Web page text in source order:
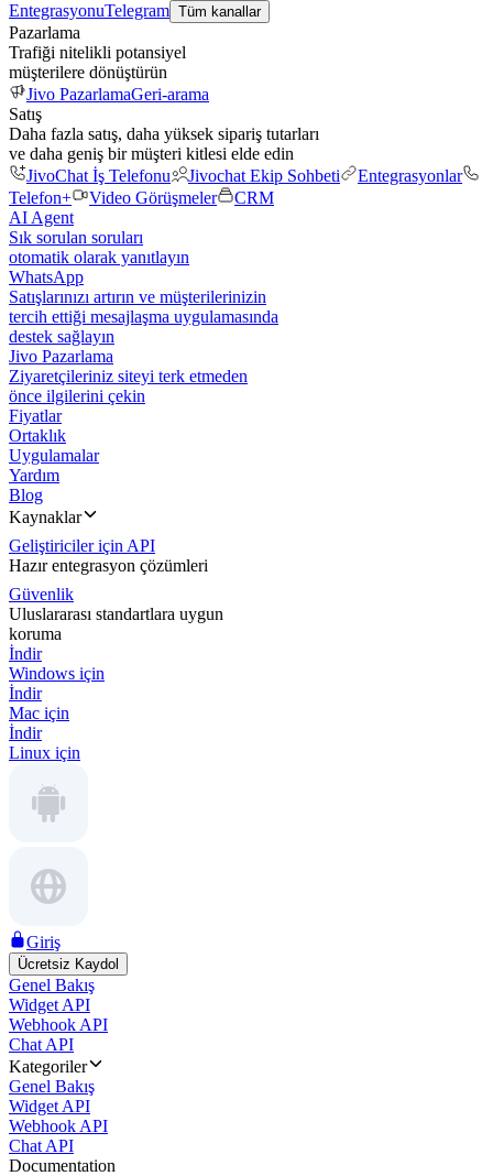
EntegrasyonuTelegram Tüm kanallar
Pazarlama
Trafiği nitelikli potansiyel
müşterilere dönüştürün
Jivo PazarlamaGeri-arama
Satış
Daha fazla satış, daha yüksek sipariş tutarları
ve daha geniş bir müşteri kitlesi elde edin
JivoChat İş Telefonu
Jivochat Ekip Sohbeti
Entegrasyonlar
Telefon+
Video Görüşmeler
CRM
AI Agent
Sık sorulan soruları
otomatik olarak yanıtlayın
WhatsApp
Satışlarınızı artırın ve müşterilerinizin
tercih ettiği mesajlaşma uygulamasında
destek sağlayın
Jivo Pazarlama
Ziyaretçileriniz siteyi terk etmeden
önce ilgilerini çekin
Fiyatlar
Ortaklık
Uygulamalar
Yardım
Blog
Kaynaklar
Geliştiriciler için API
Hazır entegrasyon çözümleri
Güvenlik
Uluslararası standartlara uygun
koruma
İndir
Windows için
İndir
Mac için
İndir
Linux için
Giriş
Ücretsiz Kaydol
Genel Bakış
Widget API
Webhook API
Chat API
Kategoriler
Genel Bakış
Widget API
Webhook API
Chat API
Documentation